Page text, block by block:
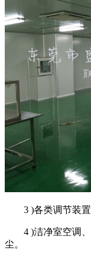
3 )各类调节装置
4 )洁净室空调、
尘。